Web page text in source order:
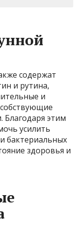
содержат
и рутина,
и
этим
усилить
бактериальных
здоровья и